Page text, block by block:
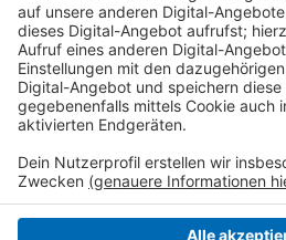
Anzeige